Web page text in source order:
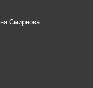
Смирнова.